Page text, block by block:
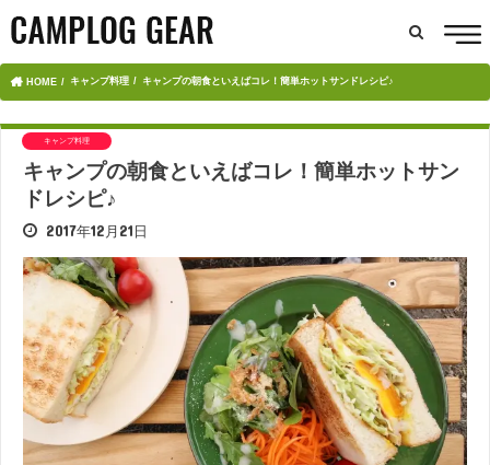
HOME キャンプ料理 キャンプの朝食といえばコレ！簡単ホットサンドレシピ♪
キャンプ料理
キャンプの朝食といえばコレ！簡単ホットサン
ドレシピ♪
2017年12月21日